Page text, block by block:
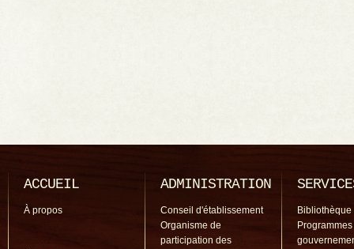
ACCUEIL
À propos
ADMINISTRATION
Conseil d'établissement
Organisme de
participation des
Bibliothèque
Programmes